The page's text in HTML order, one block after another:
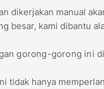
dikerjakan manual
besar, kami dibantu
gorong-gorong ini
tidak hanya